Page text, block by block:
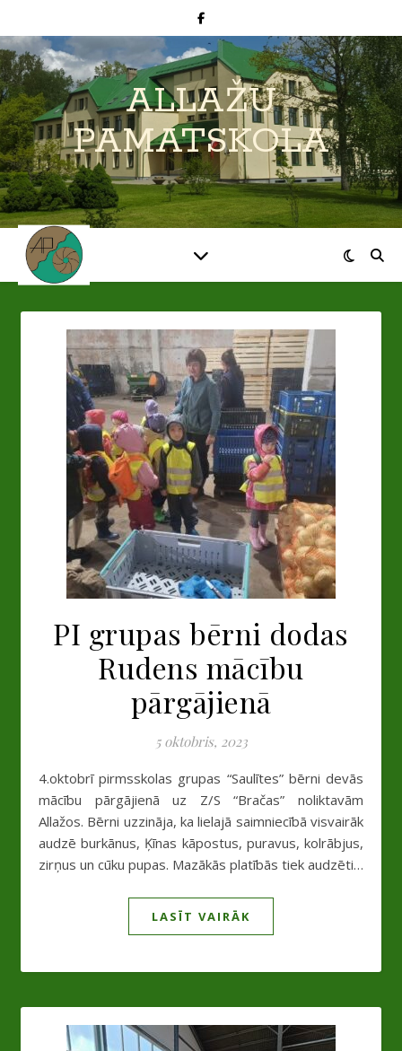
ALLAŽU
PAMATSKOLA
PI grupas bērni dodas
Rudens mācību
pārgājienā
5 oktobris, 2023
4.oktobrī pirmsskolas grupas “Saulītes” bērni devās
mācību pārgājienā uz Z/S “Bračas” noliktavām
Allažos. Bērni uzzināja, ka lielajā saimniecībā visvairāk
audzē burkānus, Ķīnas kāpostus, puravus, kolrābjus,
zirņus un cūku pupas. Mazākās platībās tiek audzēti…
LASĪT VAIRĀK